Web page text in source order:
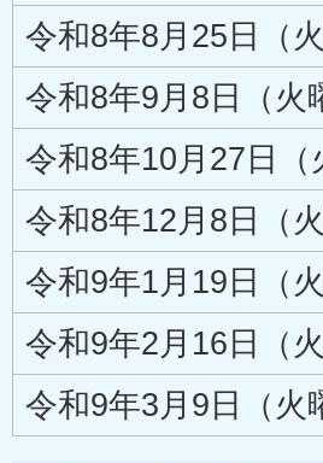
令和8年8月25日（火
令和8年9月8日（火
令和8年10月27日（
令和8年12月8日（火
令和9年1月19日（火
令和9年2月16日（火
令和9年3月9日（火